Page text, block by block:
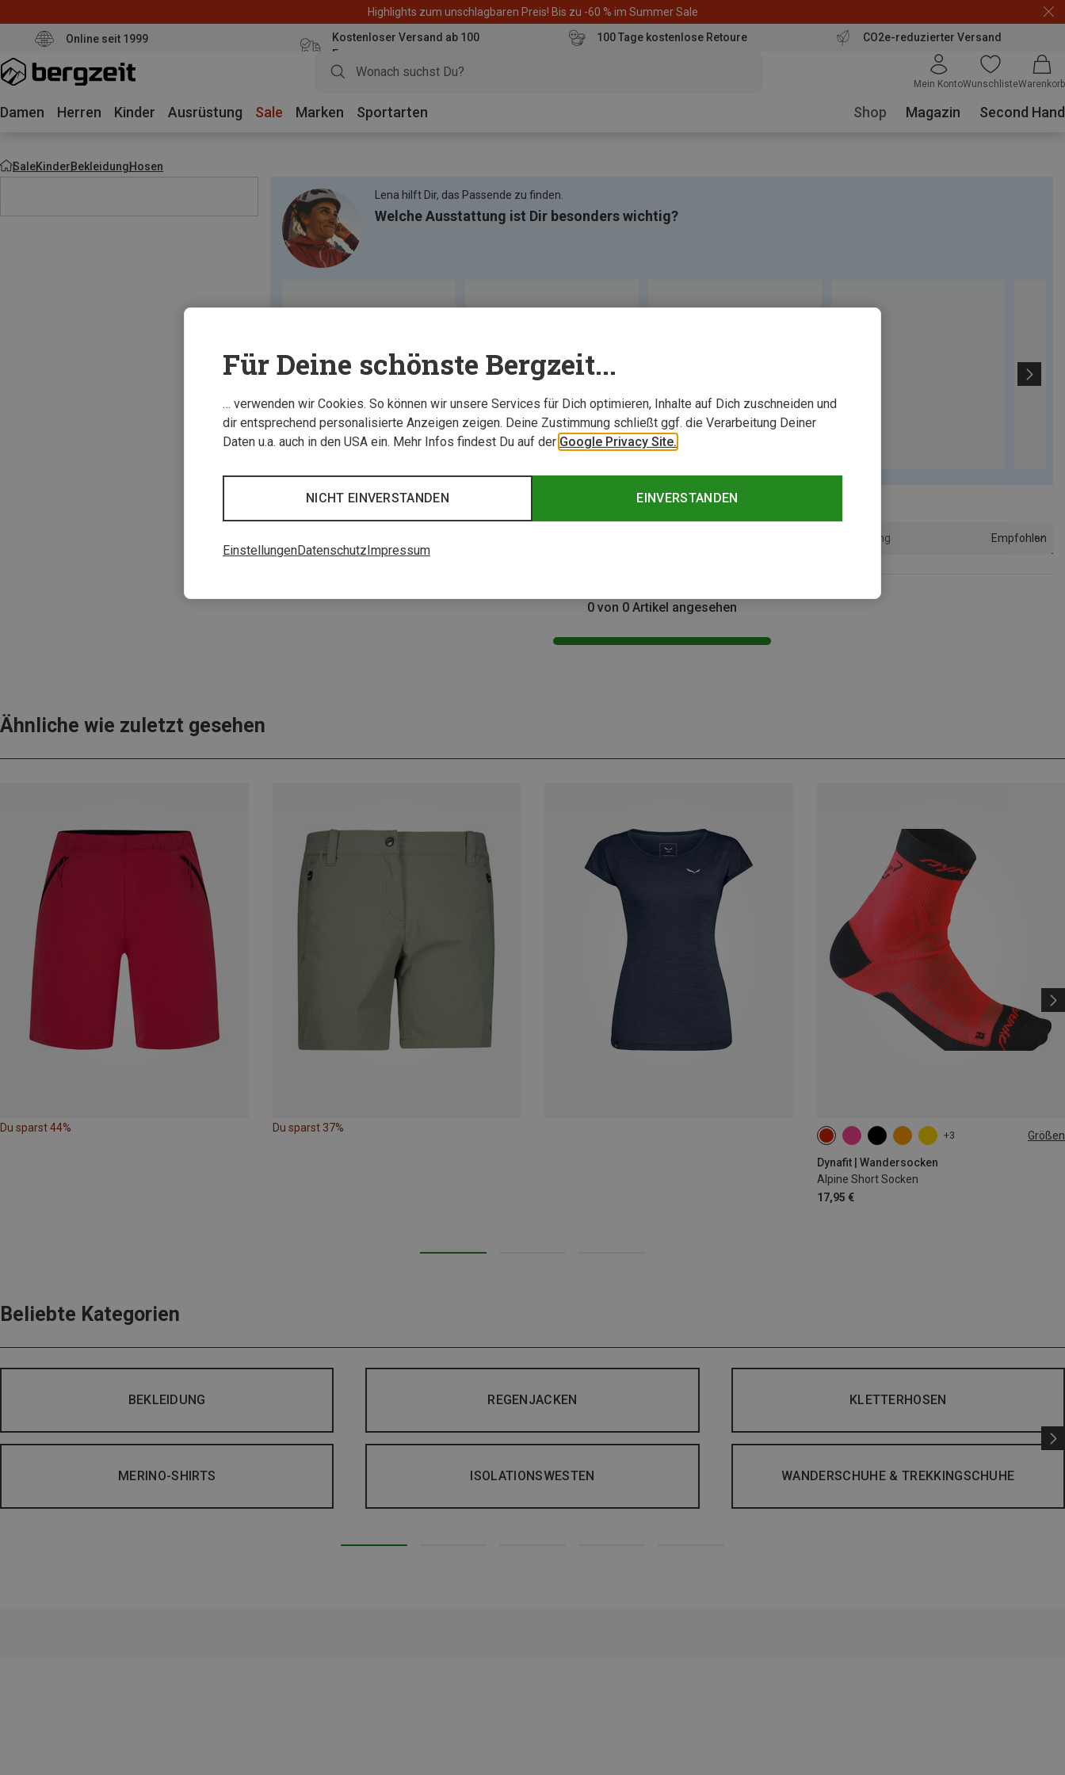
Highlights zum unschlagbaren Preis! Bis zu -60 % im Summer Sale
Online seit 1999
Kostenloser Versand ab 100
Euro
100 Tage kostenlose Retoure CO2e-reduzierter Versand
Mein KontoWunschlisteWarenkorb
Damen Herren Kinder Ausrüstung Sale Marken Sportarten Shop Magazin Second Hand
SaleKinderBekleidungHosen
Lena hilft Dir, das Passende zu finden.
Welche Ausstattung ist Dir besonders wichtig?
Sortierung Empfohlen
0 von 0 Artikel angesehen
Ähnliche wie zuletzt gesehen
Du sparst 44% Du sparst 37%
+3 Größen
Dynafit | Wandersocken
Alpine Short Socken
17,95 €
39|40|41|42 43|44|45|46
Beliebte Kategorien
BEKLEIDUNG REGENJACKEN KLETTERHOSEN
MERINO-SHIRTS ISOLATIONSWESTEN WANDERSCHUHE & TREKKINGSCHUHE
Für Deine schönste Bergzeit...
… verwenden wir Cookies. So können wir unsere Services für Dich optimieren, Inhalte auf Dich zuschneiden und
dir entsprechend personalisierte Anzeigen zeigen. Deine Zustimmung schließt ggf. die Verarbeitung Deiner
Daten u.a. auch in den USA ein. Mehr Infos findest Du auf der Google Privacy Site.
EINVERSTANDEN
NICHT EINVERSTANDEN
EinstellungenDatenschutzImpressum